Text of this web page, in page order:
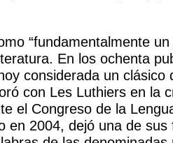
“fundamentalmente
En los ochenta
considerada un clásico
con Les Luthiers en la
el Congreso de la
en 2004, dejó una de sus